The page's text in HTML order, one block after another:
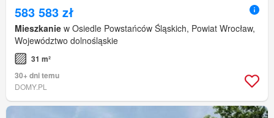
583 583 zł
Mieszkanie w Osiedle Powstańców Śląskich, Powiat Wrocław,
Województwo dolnośląskie
31 m²
30+ dni temu
DOMY.PL